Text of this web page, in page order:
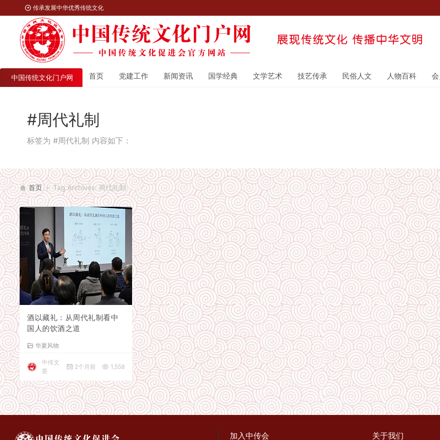
传承发展中华优秀传统文化
中国传统文化门户网 首页 党建工作 新闻资讯 国学经典 文学艺术 技艺传承 民俗人文 人物百科
#周代礼制
标签为 #周代礼制 内容如下：
首页 Tag Archives: 周代礼制
酒以藏礼：从周代礼制看中
国人的饮酒之道
华夏风物
中传文
荟
2个月前 1,558
加入中传会 关于我们